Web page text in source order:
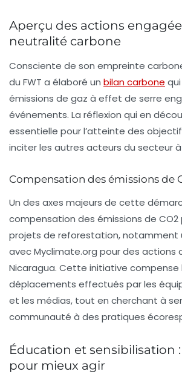
Aperçu des actions
neutralité carbone
Consciente de son empreinte
du FWT a élaboré un bilan carbone
émissions de gaz à effet de serre
événements. La réflexion qui en
essentielle pour l’atteinte des
inciter les autres acteurs du secteur à
Compensation des émissions de
Un des axes majeurs de cette
compensation des émissions de CO2
projets de reforestation, notamment
avec Myclimate.org pour des actions
Nicaragua. Cette initiative compense
déplacements effectués par les
et les médias, tout en cherchant à
communauté à des pratiques
Éducation et sensibilisation
pour mieux agir